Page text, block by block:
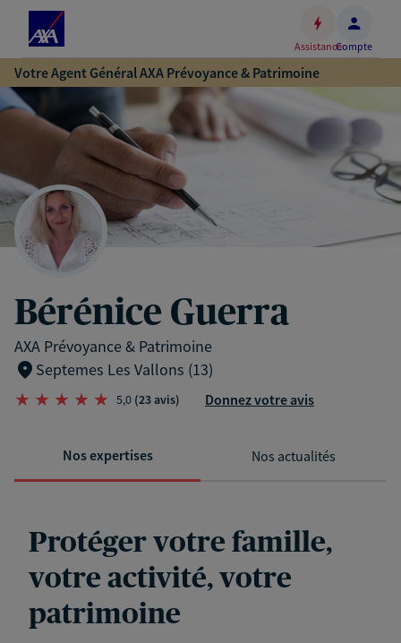
Accéder
au
contenu
principal
Accéder
pied
de
page
AssistanceCompte
Votre Agent Général AXA Prévoyance & Patrimoine
Bérénice Guerra
AXA Prévoyance & Patrimoine
Septemes Les Vallons (13)
5,0 (23 avis) Donnez votre avis
Nos expertises Nos actualités
Protéger votre famille,
votre activité, votre
patrimoine